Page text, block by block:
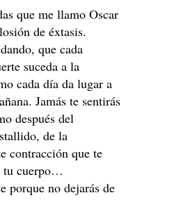
que me llamo Oscar
de éxtasis.
que cada
suceda a la
cada día da lugar a
Jamás te sentirás
después del
de la
contracción que te
tu cuerpo…
porque no dejarás de